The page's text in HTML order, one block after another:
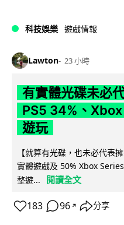
科技娛樂 遊戲情報
Lawton 23 小時
有實體光碟未必
PS5 34%、
遊玩
【就算有光碟，也未必代表
實體遊戲及 50% Xbox
整遊...
閱讀全文
183 96 ↗ 分享